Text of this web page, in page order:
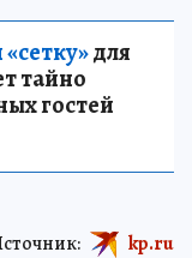
для
тайно
гостей
kp.ru